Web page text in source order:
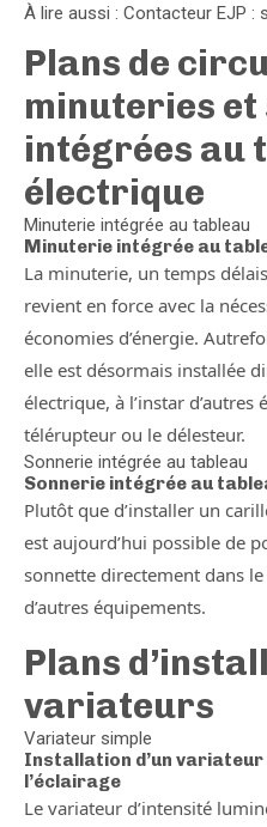
À lire aussi : Contacteur EJP :
Plans de
minuteries et
intégrées au
électrique
Minuterie intégrée au tableau
Minuterie intégrée au
La minuterie, un temps
revient en force avec la
économies d’énergie.
elle est désormais installée
électrique, à l’instar
télérupteur ou le délesteur.
Sonnerie intégrée au tableau
Sonnerie intégrée au
Plutôt que d’installer un
est aujourd’hui possible de
sonnette directement dans
d’autres équipements.
Plans
variateurs
Variateur simple
Installation d’un
l’éclairage
Le variateur d’intensité